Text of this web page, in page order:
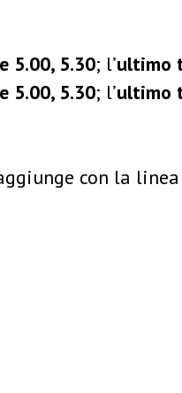
5.00, 5.30; l’ultimo
5.00, 5.30; l’ultimo
con la